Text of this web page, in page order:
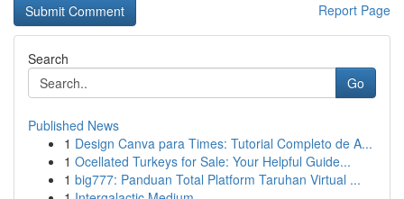
Report Page
Search
Go
Published News
1 Design Canva para Times: Tutorial Completo de A...
1 Ocellated Turkeys for Sale: Your Helpful Guide...
1 big777: Panduan Total Platform Taruhan Virtual ...